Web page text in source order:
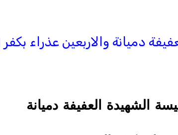
الشهيدة العفيفة دميانة